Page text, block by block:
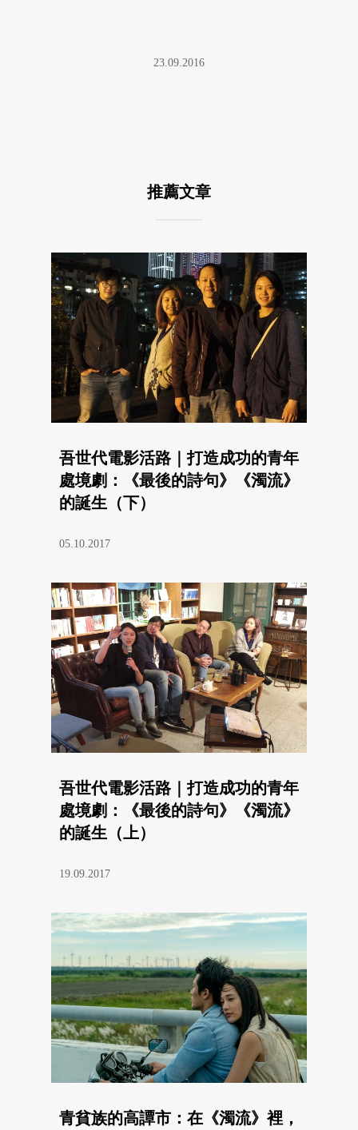
23.09.2016
推薦文章
吾世代電影活路｜打造成功的青年
處境劇：《最後的詩句》《濁流》
的誕生（下）
05.10.2017
吾世代電影活路｜打造成功的青年
處境劇：《最後的詩句》《濁流》
的誕生（上）
19.09.2017
青貧族的高譚市：在《濁流》裡，